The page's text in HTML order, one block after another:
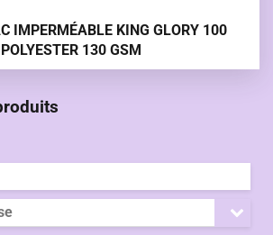
IMPERMÉABLE KING GLORY 100
POLYESTER 130 GSM